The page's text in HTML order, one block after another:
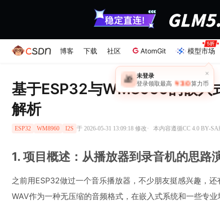
博客 下载 社区 AtomGit 模型市场
×
🎁 未登录
登录领取最高 ￥30 算力币
基于ESP32与WM8960的嵌入
解析
ESP32 WM8960 I2S 于 2026-05-31 13:09:18 修改· 本内容遵循CC 4.0 BY-
1. 项目概述：从播放器到录音机的思路
之前用ESP32做过一个音乐播放器，不少朋友挺感兴趣，
WAV作为一种无压缩的音频格式，在嵌入式系统和一些专